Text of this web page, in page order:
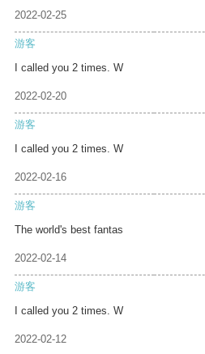
2022-02-25
游客
I called you 2 times. W
2022-02-20
游客
I called you 2 times. W
2022-02-16
游客
The world's best fantas
2022-02-14
游客
I called you 2 times. W
2022-02-12